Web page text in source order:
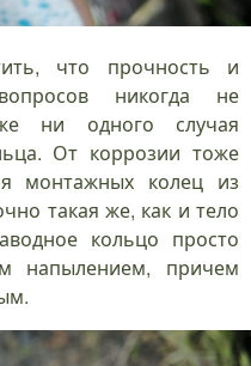
что прочность и
никогда не
ни одного случая
От коррозии тоже
монтажных колец из
такая же, как и тело
кольцо просто
напылением, причем